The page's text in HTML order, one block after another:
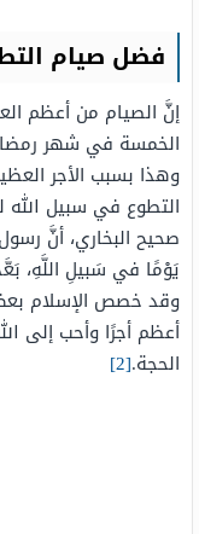
فضل صيام
إنَّ الصيام من أعظم
الخمسة في شهر
وهذا بسبب الأجر
التطوع في سبيل الله
صحيح البخاري، أنَّ
يَوْمًا في سَبيلِ اللَّهِ،
وقد خصص الإسلام
أعظم أجرًا وأحب إلى
الحجة.[2]